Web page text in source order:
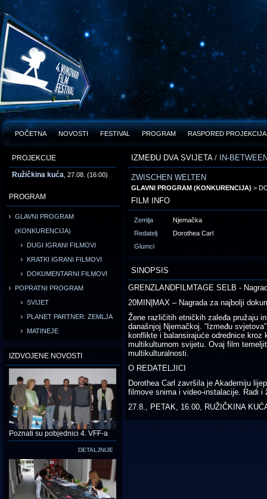
POČETNA NOVOSTI FESTIVAL PROGRAM RASPORED PROJEKCIJA
PROJEKCIJE
Ružičkina kuća , 27.08. (16:00)
PROGRAM
GLAVNI PROGRAM
(KONKURENCIJA)
DUGI IGRANI FILMOVI
KRATKI IGRANI FILMOVI
DOKUMENTARNI FILMOVI
POPRATNI PROGRAM
SVIJET
PLANET PARTNER: ZEMLJA
MATINEJE
IZDVOJENE NOVOSTI
Poznati su pobjednici 4. VFF-a
DETALJNIJE
IZMEĐU DVA SVIJETA / IN-
ZWISCHEN WELTEN
GLAVNI PROGRAM (KONKURENCIJA) >
FILM INFO
Zemlja
Njemačka
Redatelj
Dorothea Carl
Glumci
SINOPSIS
GRENZLANDFILMTAGE SELB -
20MIN|MAX – Nagrada za najbolji
Žene različitih etničkih zaleđa pružaju
današnjoj Njemačkoj. “Između
konflikte i balansirajuće odrednice kroz
multikulturnom svijetu. Ovaj film
multikulturalnosti.
O REDATELJICI
Dorothea Carl završila je Akademiju
filmove snima i video-instalacije. Radi i
27.8., PETAK, 16.00, RUŽIČKINA